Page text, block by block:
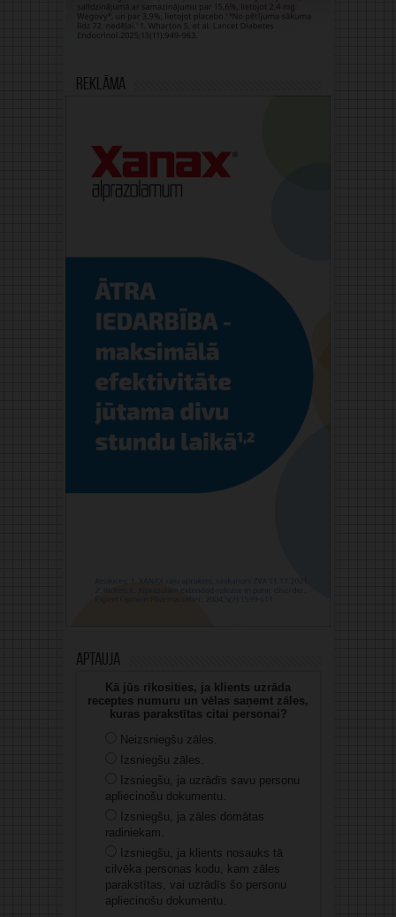
Reklāma
Aptauja
Kā jūs rīkosities, ja klients uzrāda
receptes numuru un vēlas saņemt zāles,
kuras parakstītas citai personai?
Neizsniegšu zāles.
Izsniegšu zāles.
Izsniegšu, ja uzrādīs savu personu
apliecinošu dokumentu.
Izsniegšu, ja zāles domātas
radiniekam.
Izsniegšu, ja klients nosauks tā
cilvēka personas kodu, kam zāles
parakstītas, vai uzrādīs šo personu
apliecinošu dokumentu.